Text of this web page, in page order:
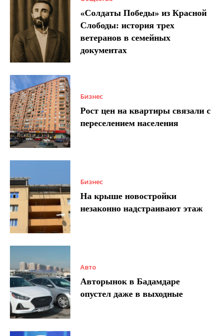
«Солдаты Победы» из Красной
Слободы: история трех
ветеранов в семейных
документах
Бизнес
Рост цен на квартиры связали с
переселением населения
Бизнес
На крыше новостройки
незаконно надстраивают этаж
Авто
Авторынок в Бадамдаре
опустел даже в выходные